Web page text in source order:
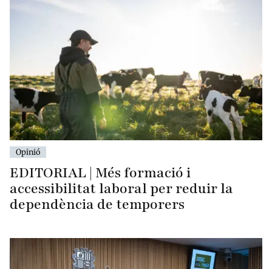
Opinió
EDITORIAL | Més formació i
accessibilitat laboral per reduir la
dependència de temporers